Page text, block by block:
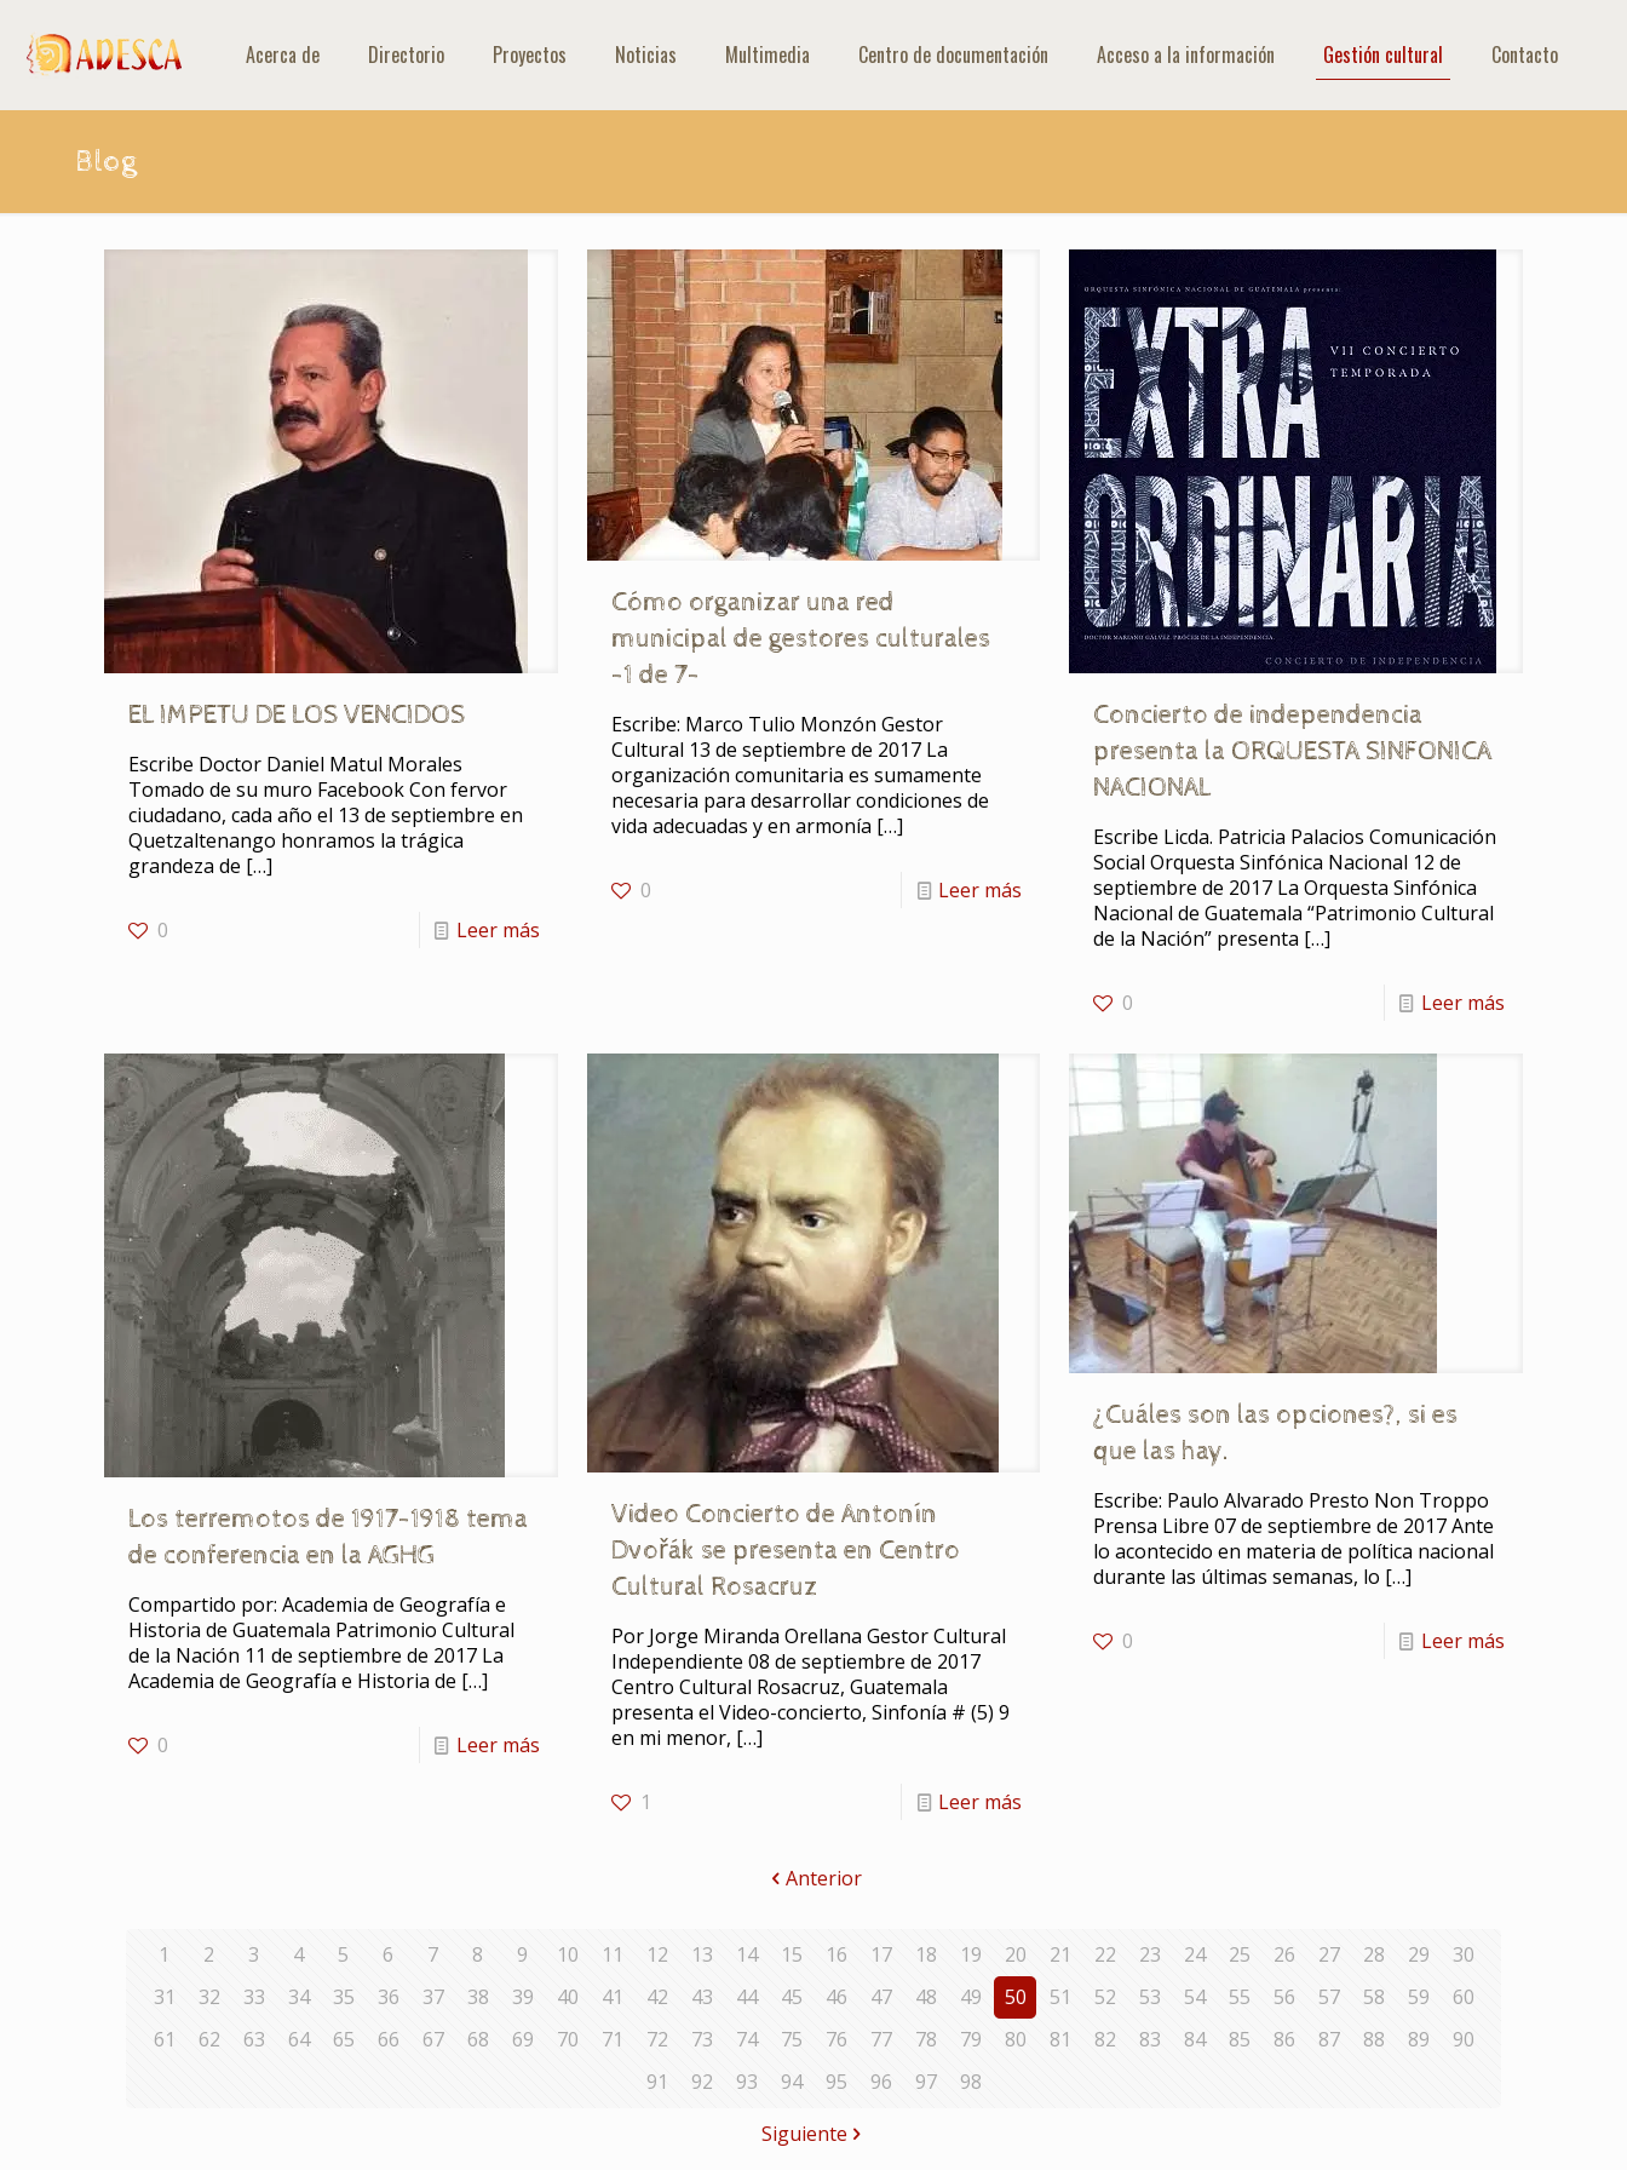
Acerca de Directorio Proyectos Noticias Multimedia Centro de documentación Acceso a la información Gestión cultural Contacto
Blog
EL IMPETU DE LOS VENCIDOS
Escribe Doctor Daniel Matul Morales
Tomado de su muro Facebook Con fervor
ciudadano, cada año el 13 de septiembre en
Quetzaltenango honramos la trágica
grandeza de […]
0 Leer más
Cómo organizar una red
municipal de gestores culturales
-1 de 7-
Escribe: Marco Tulio Monzón Gestor
Cultural 13 de septiembre de 2017 La
organización comunitaria es sumamente
necesaria para desarrollar condiciones de
vida adecuadas y en armonía […]
0 Leer más
Concierto de independencia
presenta la ORQUESTA SINFONICA
NACIONAL
Escribe Licda. Patricia Palacios Comunicación
Social Orquesta Sinfónica Nacional 12 de
septiembre de 2017 La Orquesta Sinfónica
Nacional de Guatemala “Patrimonio Cultural
de la Nación” presenta […]
0 Leer más
Los terremotos de 1917-1918 tema
de conferencia en la AGHG
Compartido por: Academia de Geografía e
Historia de Guatemala Patrimonio Cultural
de la Nación 11 de septiembre de 2017 La
Academia de Geografía e Historia de […]
0 Leer más
Video Concierto de Antonín
Dvořák se presenta en Centro
Cultural Rosacruz
Por Jorge Miranda Orellana Gestor Cultural
Independiente 08 de septiembre de 2017
Centro Cultural Rosacruz, Guatemala
presenta el Video-concierto, Sinfonía # (5) 9
en mi menor, […]
1 Leer más
¿Cuáles son las opciones?, si es
que las hay.
Escribe: Paulo Alvarado Presto Non Troppo
Prensa Libre 07 de septiembre de 2017 Ante
lo acontecido en materia de política nacional
durante las últimas semanas, lo […]
0 Leer más
Anterior
1 2 3 4 5 6 7 8 9 10 11 12 13 14 15 16 17 18 19 20 21 22 23 24 25 26 27 28 29
30
31
32 33 34 35 36 37 38 39 40 41 42 43 44 45 46 47 48 49 50 51 52 53 54 55 56 57 58 59
60
61
62 63 64 65 66 67 68 69 70 71 72 73 74 75 76 77 78 79 80 81 82 83 84 85 86 87 88 89
90
91
92 93 94 95 96 97
98
Siguiente